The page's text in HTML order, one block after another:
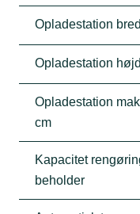
Opladestation
Opladestation
Opladestation
cm
Kapacitet
beholder